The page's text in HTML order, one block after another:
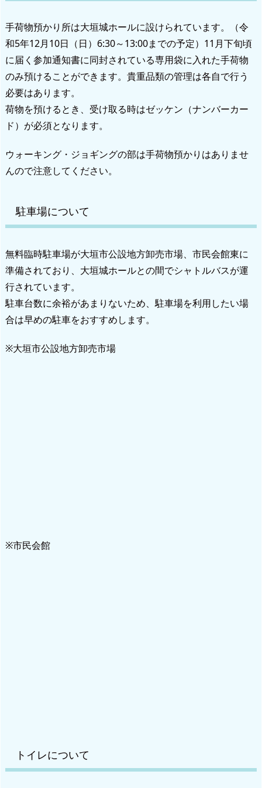
手荷物預かり所は大垣城ホールに設けられています。（令
和5年12月10日（日）6:30～13:00までの予定）11月下旬頃
に届く参加通知書に同封されている専用袋に入れた手荷物
のみ預けることができます。貴重品類の管理は各自で行う
必要はあります。
荷物を預けるとき、受け取る時はゼッケン（ナンバーカー
ド）が必須となります。
ウォーキング・ジョギングの部は手荷物預かりはありませ
んので注意してください。
駐車場について
無料臨時駐車場が大垣市公設地方卸売市場、市民会館東に
準備されており、大垣城ホールとの間でシャトルバスが運
行されています。
駐車台数に余裕があまりないため、駐車場を利用したい場
合は早めの駐車をおすすめします。
※大垣市公設地方卸売市場
※市民会館
トイレについて